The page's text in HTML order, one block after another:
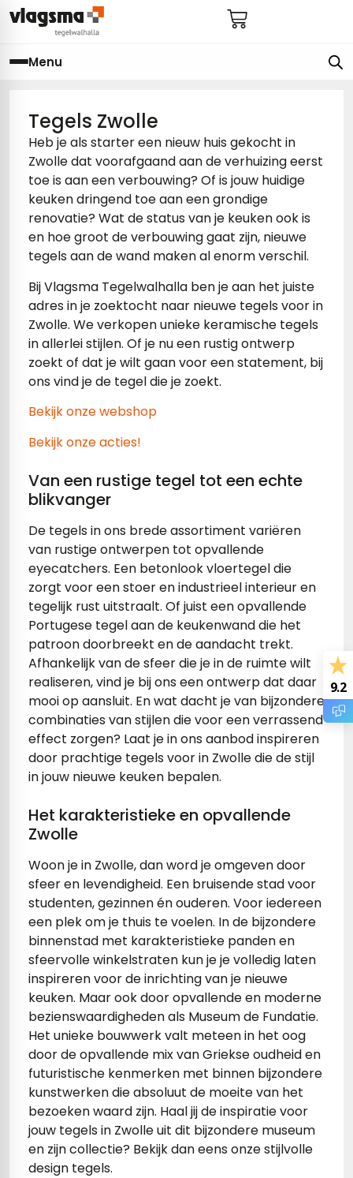
Menu
Tegels Zwolle
Heb je als starter een nieuw huis gekocht in
Zwolle dat voorafgaand aan de verhuizing eerst
toe is aan een verbouwing? Of is jouw huidige
keuken dringend toe aan een grondige
renovatie? Wat de status van je keuken ook is
en hoe groot de verbouwing gaat zijn, nieuwe
tegels aan de wand maken al enorm verschil.
Bij Vlagsma Tegelwalhalla ben je aan het juiste
adres in je zoektocht naar nieuwe tegels voor in
Zwolle. We verkopen unieke keramische tegels
in allerlei stijlen. Of je nu een rustig ontwerp
zoekt of dat je wilt gaan voor een statement, bij
ons vind je de tegel die je zoekt.
Bekijk onze webshop
Bekijk onze acties!
Van een rustige tegel tot een echte
blikvanger
De tegels in ons brede assortiment variëren
van rustige ontwerpen tot opvallende
eyecatchers. Een betonlook vloertegel die
zorgt voor een stoer en industrieel interieur en
tegelijk rust uitstraalt. Of juist een opvallende
Portugese tegel aan de keukenwand die het
patroon doorbreekt en de aandacht trekt.
Afhankelijk van de sfeer die je in de ruimte wilt
realiseren, vind je bij ons een ontwerp dat daar
mooi op aansluit. En wat dacht je van bijzondere
combinaties van stijlen die voor een verrassend
effect zorgen? Laat je in ons aanbod inspireren
door prachtige tegels voor in Zwolle die de stijl
in jouw nieuwe keuken bepalen.
Het karakteristieke en opvallende
Zwolle
Woon je in Zwolle, dan word je omgeven door
sfeer en levendigheid. Een bruisende stad voor
studenten, gezinnen én ouderen. Voor iedereen
een plek om je thuis te voelen. In de bijzondere
binnenstad met karakteristieke panden en
sfeervolle winkelstraten kun je je volledig laten
inspireren voor de inrichting van je nieuwe
keuken. Maar ook door opvallende en moderne
bezienswaardigheden als Museum de Fundatie.
Het unieke bouwwerk valt meteen in het oog
door de opvallende mix van Griekse oudheid en
futuristische kenmerken met binnen bijzondere
kunstwerken die absoluut de moeite van het
bezoeken waard zijn. Haal jij de inspiratie voor
jouw tegels in Zwolle uit dit bijzondere museum
en zijn collectie? Bekijk dan eens onze stijlvolle
design tegels.
9.2
badkamer
keuken
toilet
woonkamer
(kloostertegels)
tegels
betonlook
marmerlook
tegels
tegels
vloertegels
(multiformato)
33 x 33 cm
badkamer
bijkeuken
keuken
toilet
wandtegels
betonlook
tegels
wandtegels
wandtegels
(tot €25)